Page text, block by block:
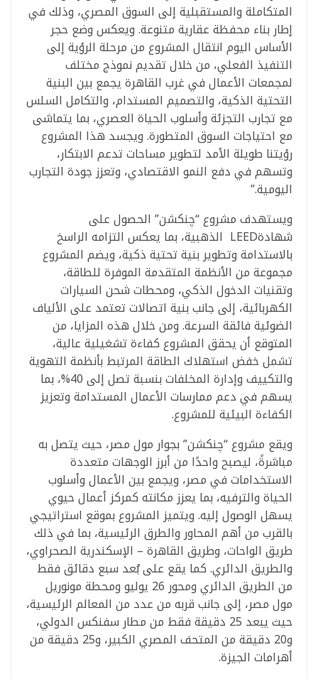
المتكاملة والمستقبلية إلى السوق المصري، وذلك في
إطار بناء محفظة عقارية متنوعة. ويعكس وضع حجر
الأساس اليوم انتقال المشروع من مرحلة الرؤية إلى
التنفيذ الفعلي، من خلال تقديم نموذج مختلف
لمجمعات الأعمال في غرب القاهرة يجمع بين البنية
التحتية الذكية، والتصميم المستدام، والتكامل السلس
مع تجارب التجزئة وأسلوب الحياة العصري، بما يتماشى
مع احتياجات السوق المتطورة. ويجسد هذا المشروع
رؤيتنا طويلة الأمد لتطوير مساحات تدعم الابتكار،
وتسهم في دفع النمو الاقتصادي، وتعزز جودة التجارب
اليومية.”
ويستهدف مشروع “چنكشن” الحصول على
شهادةLEED الذهبية، بما يعكس التزامه الراسخ
بالاستدامة وتطوير بنية تحتية ذكية، ويضم المشروع
مجموعة من الأنظمة المتقدمة الموفرة للطاقة،
وتقنيات الدخول الذكي، ومحطات شحن السيارات
الكهربائية، إلى جانب بنية اتصالات تعتمد على الألياف
الضوئية فائقة السرعة. ومن خلال هذه المزايا، من
المتوقع أن يحقق المشروع كفاءة تشغيلية عالية،
تشمل خفض استهلاك الطاقة المرتبط بأنظمة التهوية
والتكييف وإدارة المخلفات بنسبة تصل إلى 40%، بما
يسهم في دعم ممارسات الأعمال المستدامة وتعزيز
الكفاءة البيئية للمشروع.
ويقع مشروع “چنكشن” بجوار مول مصر، حيث يتصل به
مباشرةً، ليصبح واحدًا من أبرز الوجهات متعددة
الاستخدامات في مصر، ويجمع بين الأعمال وأسلوب
الحياة والترفيه، بما يعزز مكانته كمركز أعمال حيوي
يسهل الوصول إليه. ويتميز المشروع بموقع استراتيجي
بالقرب من أهم المحاور والطرق الرئيسية، بما في ذلك
طريق الواحات، وطريق القاهرة – الإسكندرية الصحراوي،
والطريق الدائري. كما يقع على بُعد سبع دقائق فقط
من الطريق الدائري ومحور 26 يوليو ومحطة مونوريل
مول مصر، إلى جانب قربه من عدد من المعالم الرئيسية،
حيث يبعد 25 دقيقة فقط من مطار سفنكس الدولي،
و20 دقيقة من المتحف المصري الكبير، و25 دقيقة من
أهرامات الجيزة.